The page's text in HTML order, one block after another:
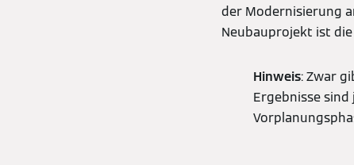
der Modernisierung
Neubauprojekt ist die
Hinweis: Zwar
Ergebnisse